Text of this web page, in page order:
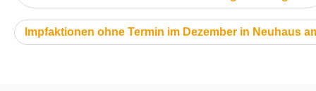
nächster Artikel:
Impfaktionen ohne Termin im Dezember in Neuhaus